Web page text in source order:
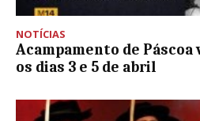
NOTÍCIAS
Acampamento de
os dias 3 e 5 de abril